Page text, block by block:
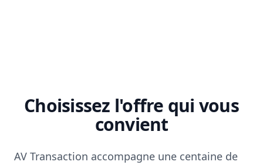
Choisissez l'offre qui vous
convient
AV Transaction accompagne une centaine de